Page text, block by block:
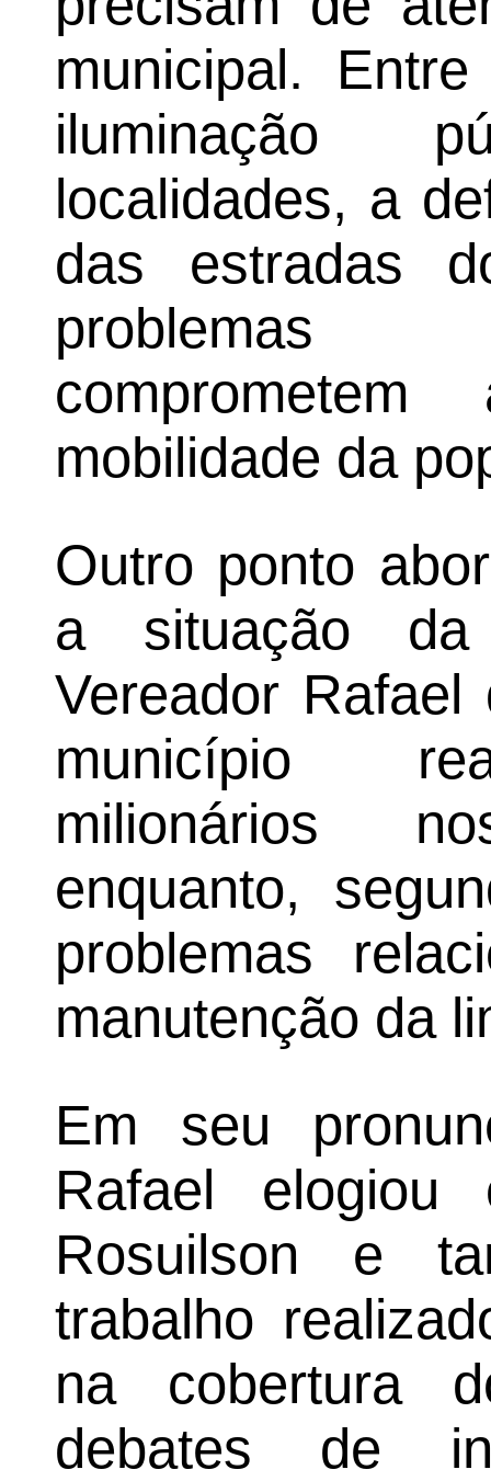
municipal.
iluminação
localidades, a
das estradas
problemas
mobilidade da
Outro ponto
a situação
Vereador
município
milionários
enquanto,
problemas
manutenção da
Em seu
Rafael
Rosuilson e
trabalho
na cobertura
debates de